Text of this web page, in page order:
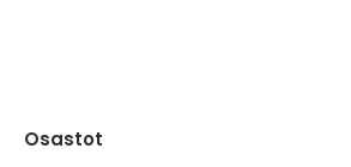
Osastot